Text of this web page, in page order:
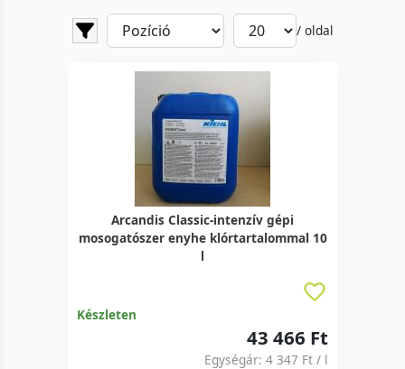
/ oldal
Arcandis Classic-intenzív gépi
mosogatószer enyhe klórtartalommal 10
l
Készleten
43 466 Ft
Egységár: 4 347 Ft / l